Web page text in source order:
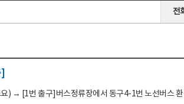
전
) → [1번 출구]버스정류장에서 동구4-1번 노선버스